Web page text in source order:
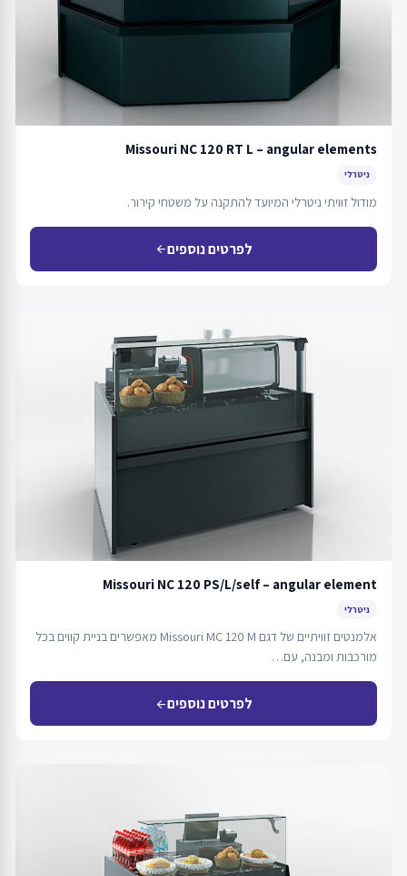
Missouri NC 120 RT L – angular elements
ניטרלי
מודול זוויתי ניטרלי המיועד להתקנה על משטחי קירור.
לפרטים נוספיםarrow_back
Missouri NC 120 PS/L/self – angular element
ניטרלי
אלמנטים זוויתיים של דגם Missouri MC 120 M מאפשרים בניית קווים בכל
מורכבות ומבנה, עם…
לפרטים נוספיםarrow_back